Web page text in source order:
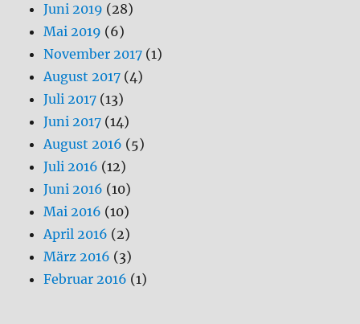
Juni 2019 (28)
Mai 2019 (6)
November 2017 (1)
August 2017 (4)
Juli 2017 (13)
Juni 2017 (14)
August 2016 (5)
Juli 2016 (12)
Juni 2016 (10)
Mai 2016 (10)
April 2016 (2)
März 2016 (3)
Februar 2016 (1)